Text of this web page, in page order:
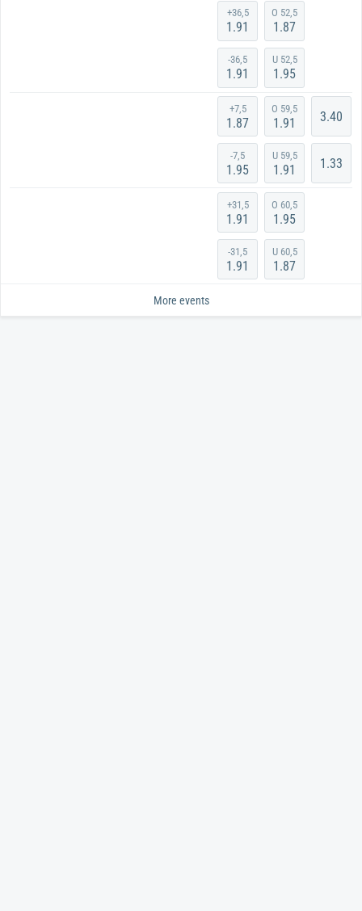
+36,5
1.91
-36,5
1.91
O 52,5
1.87
U 52,5
1.95
+7,5
1.87
-7,5
1.95
O 59,5
1.91
U 59,5
1.91
3.40
1.33
+31,5
1.91
-31,5
1.91
O 60,5
1.95
U 60,5
1.87
More events